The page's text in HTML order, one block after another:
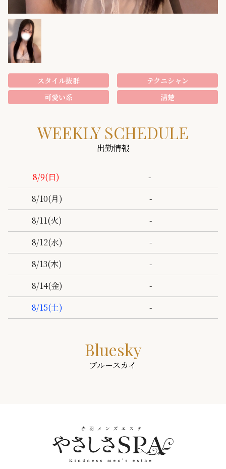
スタイル抜群
テクニシャン
可愛い系
清楚
WEEKLY SCHEDULE
出勤情報
8/9(日)
-
8/10(月)
-
8/11(火)
-
8/12(水)
-
8/13(木)
-
8/14(金)
-
8/15(土) -
Bluesky
ブルースカイ